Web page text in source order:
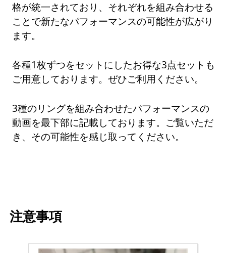
格が統一されており、それぞれを組み合わせる
ことで新たなパフォーマンスの可能性が広がり
ます。
各種1枚ずつをセットにしたお得な3点セットも
ご用意しております。ぜひご利用ください。
3種のリングを組み合わせたパフォーマンスの
動画を最下部に記載しております。ご覧いただ
き、その可能性を感じ取ってください。
注意事項